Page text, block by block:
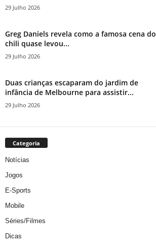
29 Julho 2026
Greg Daniels revela como a famosa cena do
chili quase levou...
29 Julho 2026
Duas crianças escaparam do jardim de
infância de Melbourne para assistir...
29 Julho 2026
Categoria
Notícias
Jogos
E-Sports
Mobile
Séries/Filmes
Dicas